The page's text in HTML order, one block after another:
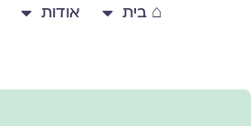
⌂ בית אודות